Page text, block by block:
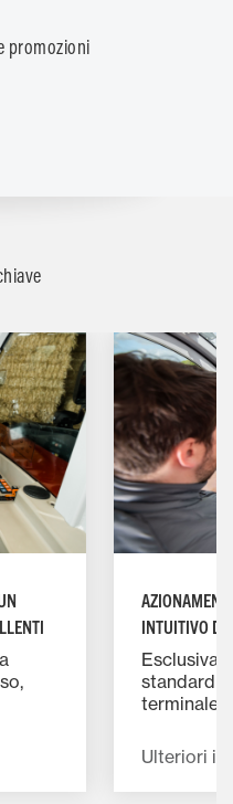
promozioni
le
INTUITIVO
Esclusiva
standard
terminale
Ulteriori